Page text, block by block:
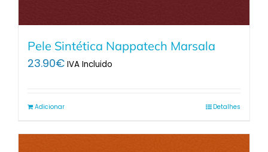
Pele Sintética Nappatech Marsala
23.90€ IVA Incluido
Adicionar Detalhes